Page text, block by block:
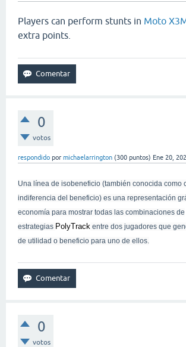
Players can perform stunts in Moto
extra points.
0
votos
respondido por michaelarrington (300 puntos) Ene 20,
Una línea de isobeneficio (también conocida como
indiferencia del beneficio) es una representación
economía para mostrar todas las combinaciones de
estrategias PolyTrack entre dos jugadores que
de utilidad o beneficio para uno de ellos.
0
votos